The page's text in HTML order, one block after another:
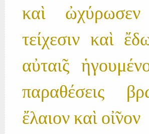
καὶ
τείχεσιν καὶ
αὐται̃ς
παραθέσεις
ἔλαιον καὶ οἰ̃νον